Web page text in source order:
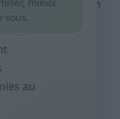
économiser en
rapide pour
jour de paie
vous.
au